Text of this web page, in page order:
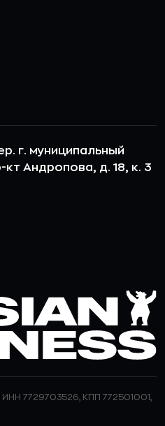
г. муниципальный
Андропова, д. 18, к. 3
7729703526, КПП 772501001,